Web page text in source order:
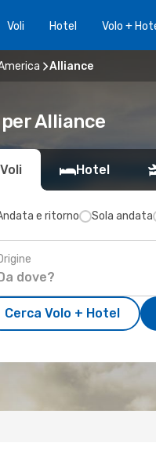
Voli Hotel Volo +
Alliance
Alliance
Voli Hotel
e ritorno Sola andata
Cerca Volo + Hotel